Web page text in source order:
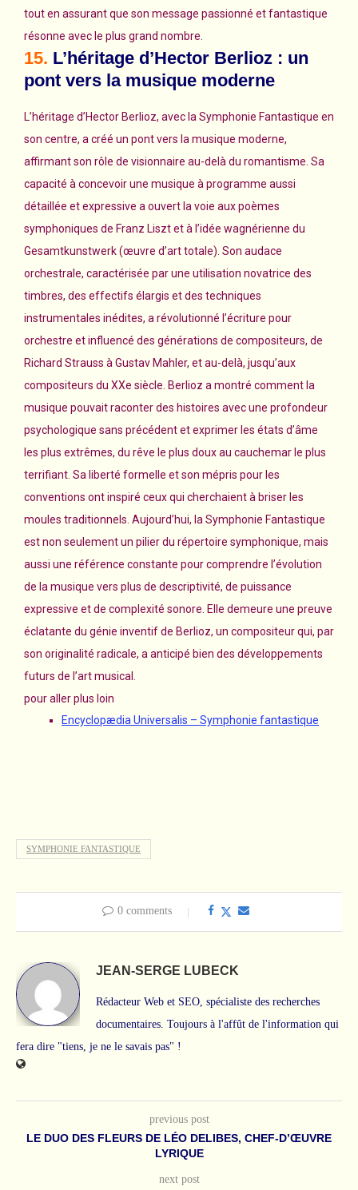
tout en assurant que son message passionné et fantastique
résonne avec le plus grand nombre.
15. L’héritage d’Hector Berlioz : un
pont vers la musique moderne
L’héritage d’Hector Berlioz, avec la Symphonie Fantastique en
son centre, a créé un pont vers la musique moderne,
affirmant son rôle de visionnaire au-delà du romantisme. Sa
capacité à concevoir une musique à programme aussi
détaillée et expressive a ouvert la voie aux poèmes
symphoniques de Franz Liszt et à l’idée wagnérienne du
Gesamtkunstwerk (œuvre d’art totale). Son audace
orchestrale, caractérisée par une utilisation novatrice des
timbres, des effectifs élargis et des techniques
instrumentales inédites, a révolutionné l’écriture pour
orchestre et influencé des générations de compositeurs, de
Richard Strauss à Gustav Mahler, et au-delà, jusqu’aux
compositeurs du XXe siècle. Berlioz a montré comment la
musique pouvait raconter des histoires avec une profondeur
psychologique sans précédent et exprimer les états d’âme
les plus extrêmes, du rêve le plus doux au cauchemar le plus
terrifiant. Sa liberté formelle et son mépris pour les
conventions ont inspiré ceux qui cherchaient à briser les
moules traditionnels. Aujourd’hui, la Symphonie Fantastique
est non seulement un pilier du répertoire symphonique, mais
aussi une référence constante pour comprendre l’évolution
de la musique vers plus de descriptivité, de puissance
expressive et de complexité sonore. Elle demeure une preuve
éclatante du génie inventif de Berlioz, un compositeur qui, par
son originalité radicale, a anticipé bien des développements
futurs de l’art musical.
pour aller plus loin
Encyclopædia Universalis – Symphonie fantastique
SYMPHONIE FANTASTIQUE
0 comments
JEAN-SERGE LUBECK
Rédacteur Web et SEO, spécialiste des recherches
documentaires. Toujours à l'affût de l'information qui
fera dire "tiens, je ne le savais pas" !
previous post
LE DUO DES FLEURS DE LÉO DELIBES, CHEF-D’ŒUVRE
LYRIQUE
next post